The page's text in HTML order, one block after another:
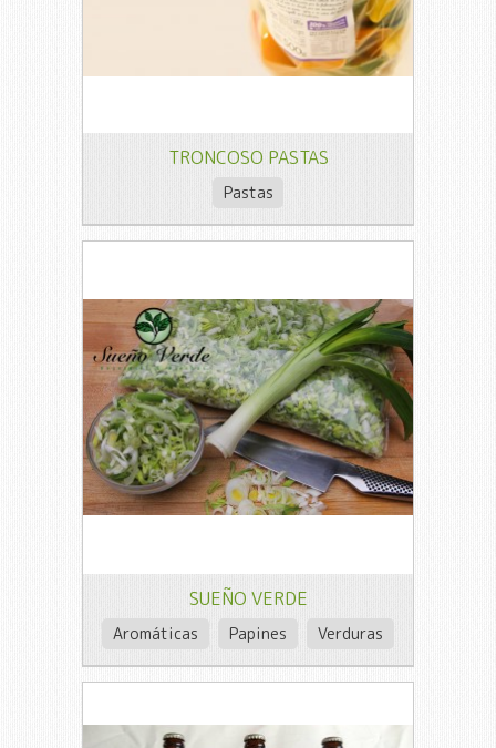
TRONCOSO PASTAS
Pastas
SUEÑO VERDE
Aromáticas Papines Verduras